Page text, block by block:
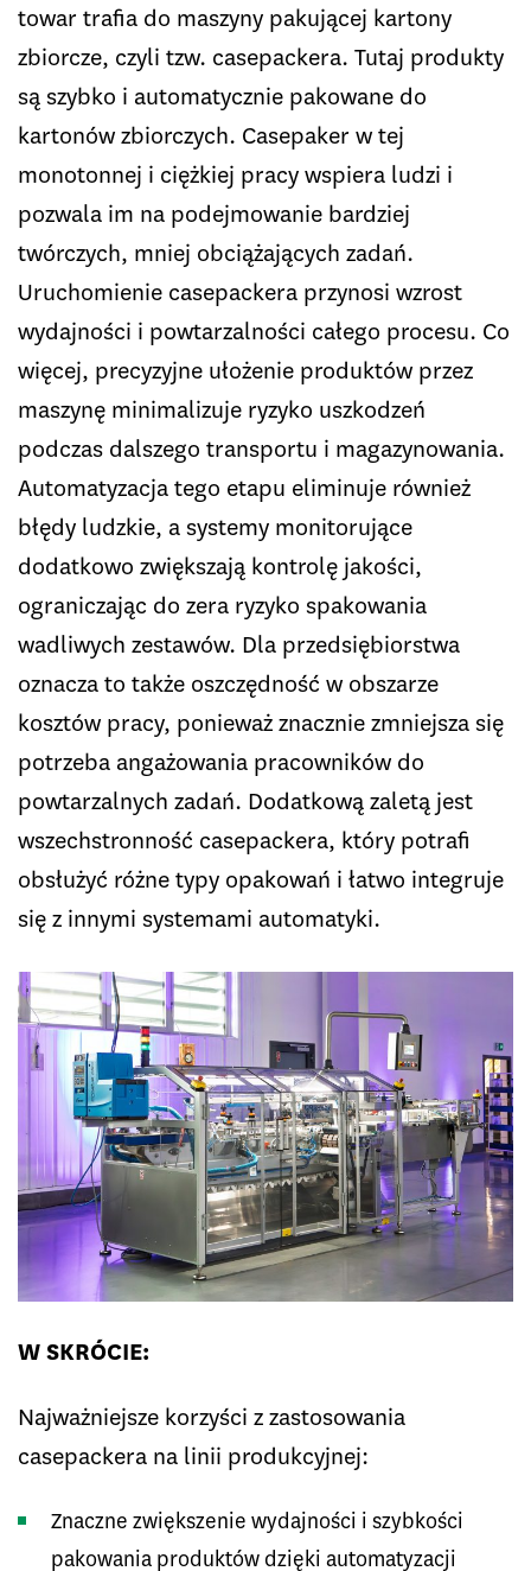
towar trafia do maszyny pakującej kartony
zbiorcze, czyli tzw. casepackera. Tutaj produkty
są szybko i automatycznie pakowane do
kartonów zbiorczych. Casepaker w tej
monotonnej i ciężkiej pracy wspiera ludzi i
pozwala im na podejmowanie bardziej
twórczych, mniej obciążających zadań.
Uruchomienie casepackera przynosi wzrost
wydajności i powtarzalności całego procesu. Co
więcej, precyzyjne ułożenie produktów przez
maszynę minimalizuje ryzyko uszkodzeń
podczas dalszego transportu i magazynowania.
Automatyzacja tego etapu eliminuje również
błędy ludzkie, a systemy monitorujące
dodatkowo zwiększają kontrolę jakości,
ograniczając do zera ryzyko spakowania
wadliwych zestawów. Dla przedsiębiorstwa
oznacza to także oszczędność w obszarze
kosztów pracy, ponieważ znacznie zmniejsza się
potrzeba angażowania pracowników do
powtarzalnych zadań. Dodatkową zaletą jest
wszechstronność casepackera, który potrafi
obsłużyć różne typy opakowań i łatwo integruje
się z innymi systemami automatyki.
W SKRÓCIE:
Najważniejsze korzyści z zastosowania
casepackera na linii produkcyjnej:
Znaczne zwiększenie wydajności i szybkości
pakowania produktów dzięki automatyzacji